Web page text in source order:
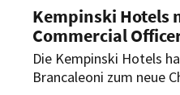
Kempinski Hotels
Commercial
Die Kempinski Hotels
Brancaleoni zum neue